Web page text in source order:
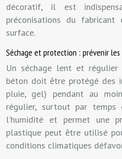
décoratif, il est
préconisations du
surface.
Séchage et protection : prévenir les
Un séchage lent et régulier
béton doit être protégé des
pluie, gel) pendant au
régulier, surtout par temps
l’humidité et permet une
plastique peut être utilisé
conditions climatiques